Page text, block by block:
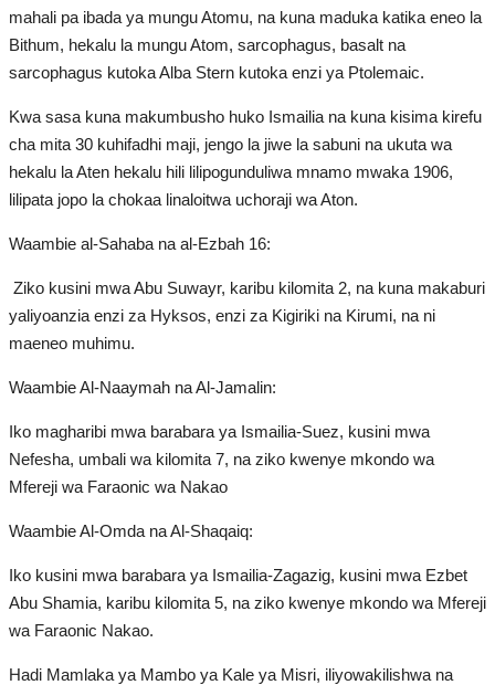
mahali pa ibada ya mungu Atomu, na kuna maduka katika eneo la
Bithum, hekalu la mungu Atom, sarcophagus, basalt na
sarcophagus kutoka Alba Stern kutoka enzi ya Ptolemaic.
Kwa sasa kuna makumbusho huko Ismailia na kuna kisima kirefu
cha mita 30 kuhifadhi maji, jengo la jiwe la sabuni na ukuta wa
hekalu la Aten hekalu hili lilipogunduliwa mnamo mwaka 1906,
lilipata jopo la chokaa linaloitwa uchoraji wa Aton.
Waambie al-Sahaba na al-Ezbah 16:
Ziko kusini mwa Abu Suwayr, karibu kilomita 2, na kuna makaburi
yaliyoanzia enzi za Hyksos, enzi za Kigiriki na Kirumi, na ni
maeneo muhimu.
Waambie Al-Naaymah na Al-Jamalin:
Iko magharibi mwa barabara ya Ismailia-Suez, kusini mwa
Nefesha, umbali wa kilomita 7, na ziko kwenye mkondo wa
Mfereji wa Faraonic wa Nakao
Waambie Al-Omda na Al-Shaqaiq:
Iko kusini mwa barabara ya Ismailia-Zagazig, kusini mwa Ezbet
Abu Shamia, karibu kilomita 5, na ziko kwenye mkondo wa Mfereji
wa Faraonic Nakao.
Hadi Mamlaka ya Mambo ya Kale ya Misri, iliyowakilishwa na